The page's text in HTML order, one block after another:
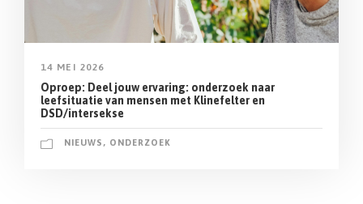
14 MEI 2026
Oproep: Deel jouw ervaring: onderzoek naar
leefsituatie van mensen met Klinefelter en
DSD/intersekse
NIEUWS , ONDERZOEK